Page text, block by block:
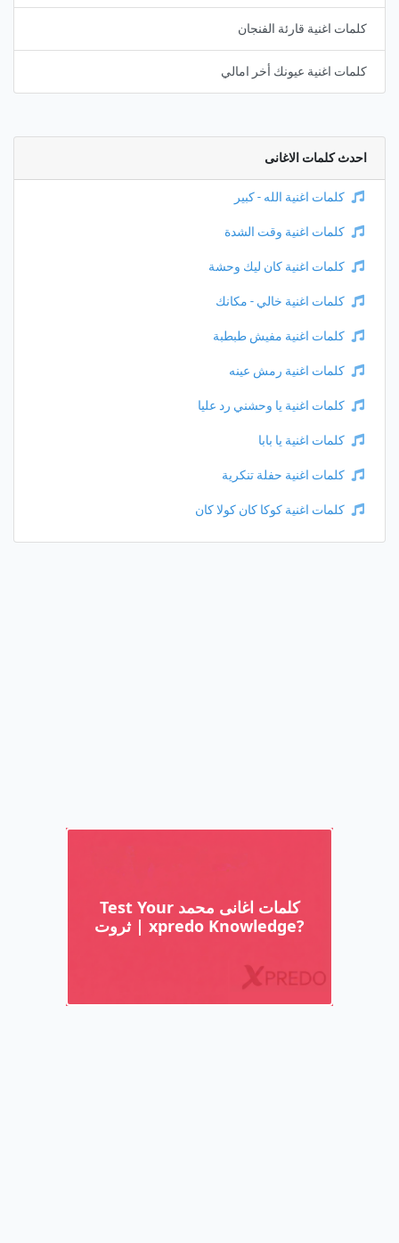
كلمات اغنية قارئة الفنجان
كلمات اغنية عيونك أخر امالي
احدث كلمات الاغانى
كلمات اغنية الله - كبير
كلمات اغنية وقت الشدة
كلمات اغنية كان ليك وحشة
كلمات اغنية خالي - مكانك
كلمات اغنية مفيش طبطبة
كلمات اغنية رمش عينه
كلمات اغنية يا وحشني رد عليا
كلمات اغنية يا بابا
كلمات اغنية حفلة تنكرية
كلمات اغنية كوكا كان كولا كان